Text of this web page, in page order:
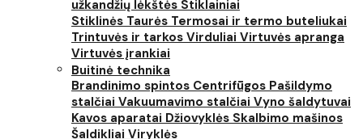
užkandžių lėkštės Stiklainiai
Stiklinės Taurės Termosai ir termo buteliukai
Trintuvės ir tarkos Virduliai Virtuvės apranga
Virtuvės įrankiai
Buitinė technika
Brandinimo spintos Centrifūgos Pašildymo
stalčiai Vakuumavimo stalčiai Vyno šaldytuvai
Kavos aparatai Džiovyklės Skalbimo mašinos
Šaldikliai Viryklės